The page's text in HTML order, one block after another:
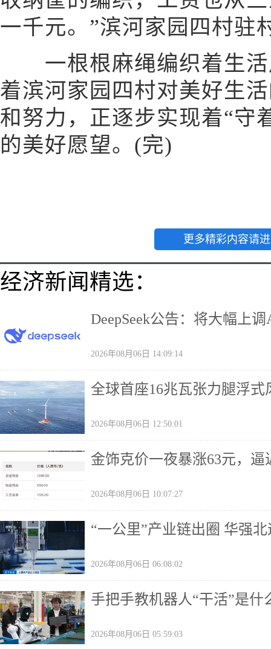
一千元。”滨河家园四村驻
一根根麻绳编织着生活
着滨河家园四村对美好生
和努力，正逐步实现着“守
的美好愿望。(完)
更多精彩内容请
经济新闻精选：
DeepSeek公告：将大幅上
2026年08月06日 14:09:14
全球首座16兆瓦张力腿浮
2026年08月06日 12:50:01
金饰克价一夜暴涨63元，逼
2026年08月06日 10:07:27
“一公里”产业链出圈 华强
2026年08月06日 06:08:02
手把手教机器人“干活”是
2026年08月06日 05:59:03